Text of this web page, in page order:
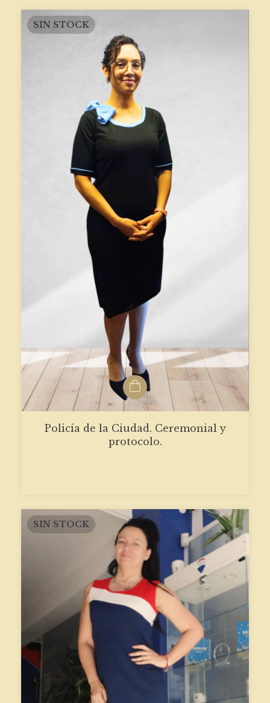
SIN STOCK
Policía de la Ciudad. Ceremonial y
protocolo.
SIN STOCK